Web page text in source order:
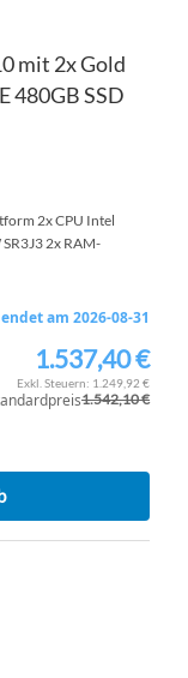
mit 2x Gold
480GB SSD
2x CPU Intel
2x RAM-
am 2026-08-31
1.537,40 €
1.249,92 €
1.542,10 €